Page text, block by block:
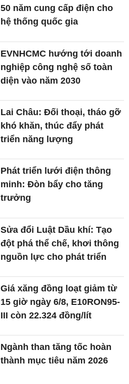
50 năm cung cấp điện cho
hệ thống quốc gia
EVNHCMC hướng tới doanh
nghiệp công nghệ số toàn
diện vào năm 2030
Lai Châu: Đối thoại, tháo gỡ
khó khăn, thúc đẩy phát
triển năng lượng
Phát triển lưới điện thông
minh: Đòn bẩy cho tăng
trưởng
Sửa đổi Luật Dầu khí: Tạo
đột phá thể chế, khơi thông
nguồn lực cho phát triển
Giá xăng đồng loạt giảm từ
15 giờ ngày 6/8, E10RON95-
III còn 22.324 đồng/lít
Ngành than tăng tốc hoàn
thành mục tiêu năm 2026